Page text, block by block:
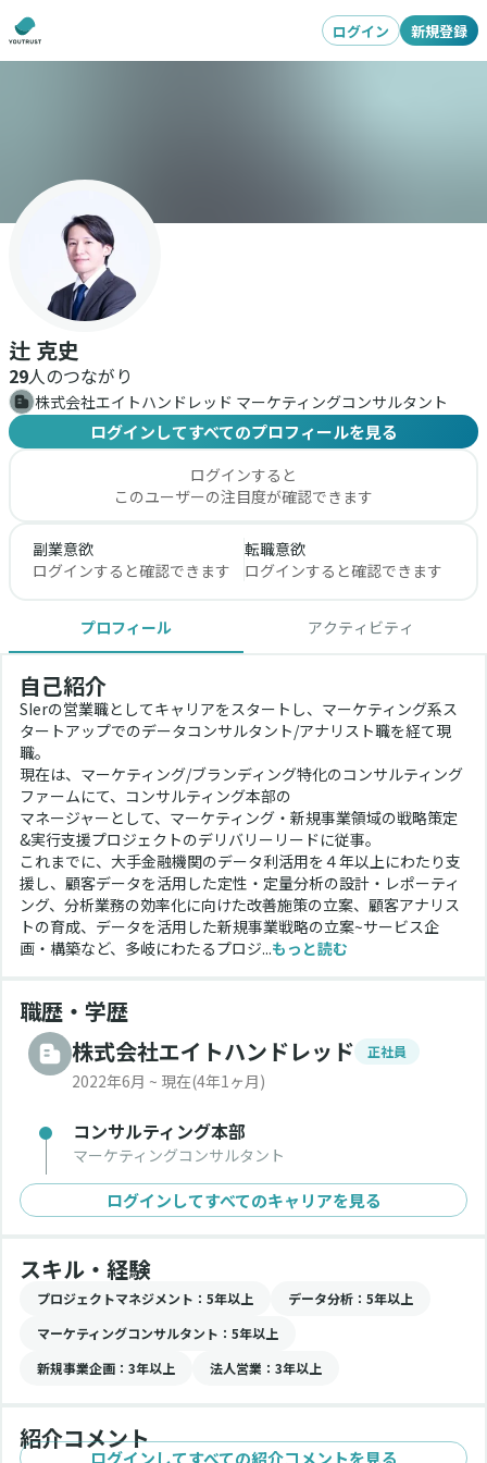
ログイン 新規登録
辻 克史
29人のつながり
株式会社エイトハンドレッド マーケティングコンサルタント
ログインしてすべてのプロフィールを見る
ログインすると
このユーザーの注目度が確認できます
副業意欲
ログインすると確認できます
転職意欲
ログインすると確認できます
プロフィール アクティビティ
自己紹介
SIerの営業職としてキャリアをスタートし、マーケティング系ス
タートアップでのデータコンサルタント/アナリスト職を経て現
職。
現在は、マーケティング/ブランディング特化のコンサルティング
ファームにて、コンサルティング本部の
マネージャーとして、マーケティング・新規事業領域の戦略策定
&実行支援プロジェクトのデリバリーリードに従事。
これまでに、大手金融機関のデータ利活用を４年以上にわたり支
援し、顧客データを活用した定性・定量分析の設計・レポーティ
ング、分析業務の効率化に向けた改善施策の立案、顧客アナリス
トの育成、データを活用した新規事業戦略の立案~サービス企
画・構築など、多岐にわたるプロジ...もっと読む
職歴・学歴
株式会社エイトハンドレッド
正社員
2022年6月 ~ 現在(4年1ヶ月)
コンサルティング本部
マーケティングコンサルタント
ログインしてすべてのキャリアを見る
スキル・経験
プロジェクトマネジメント ：5年以上 データ分析 ：5年以上
マーケティングコンサルタント ：5年以上
新規事業企画 ：3年以上 法人営業 ：3年以上
紹介コメント